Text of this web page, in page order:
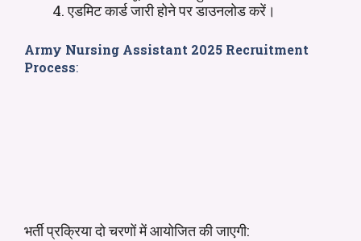
एडमिट कार्ड जारी होने पर डाउनलोड करें।
Army Nursing Assistant 2025 Recruitment
Process:
भर्ती प्रक्रिया दो चरणों में आयोजित की जाएगी: